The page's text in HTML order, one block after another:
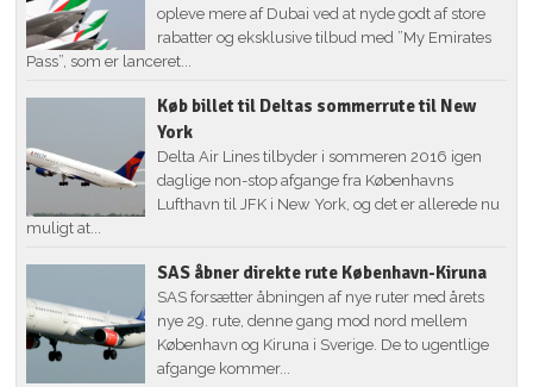
opleve mere af Dubai ved at nyde godt af store
rabatter og eksklusive tilbud med ”My Emirates
Pass”, som er lanceret...
Køb billet til Deltas sommerrute til New
York
Delta Air Lines tilbyder i sommeren 2016 igen
daglige non-stop afgange fra Københavns
Lufthavn til JFK i New York, og det er allerede nu
muligt at...
SAS åbner direkte rute København-Kiruna
SAS forsætter åbningen af nye ruter med årets
nye 29. rute, denne gang mod nord mellem
København og Kiruna i Sverige. De to ugentlige
afgange kommer...